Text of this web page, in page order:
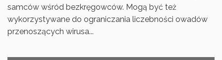
samców wśród bezkręgowców. Mogą być też
wykorzystywane do ograniczania liczebności owadów
przenoszących wirusa...